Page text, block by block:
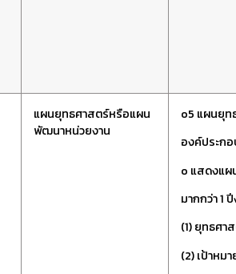
แผนยุทธศาสตร์หรือแผน
พัฒนาหน่วยงาน
o5 แผนยุ
องค์ประก
o แสดงแ
มากกว่า 1
(1) ยุทธศา
(2) เป้าหมา